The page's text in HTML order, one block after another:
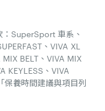
SuperSport 車系、
、VIVA XL
MIX BELT、VIVA MIX
KEYLESS、VIVA
養時間建議與項目列